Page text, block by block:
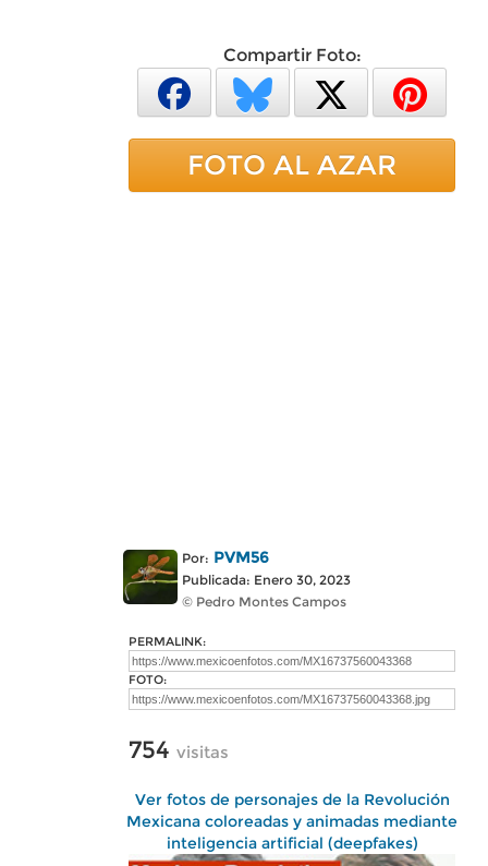
Compartir Foto:
FOTO AL AZAR
Por: PVM56
Publicada: Enero 30, 2023
© Pedro Montes Campos
PERMALINK:
FOTO:
754 visitas
Ver fotos de personajes de la Revolución
Mexicana coloreadas y animadas mediante
inteligencia artificial (deepfakes)